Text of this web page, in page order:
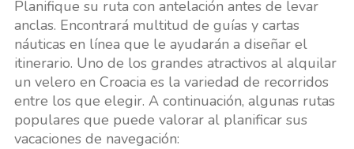
Planifique su ruta con antelación antes de levar
anclas. Encontrará multitud de guías y cartas
náuticas en línea que le ayudarán a diseñar el
itinerario. Uno de los grandes atractivos al alquilar
un velero en Croacia es la variedad de recorridos
entre los que elegir. A continuación, algunas rutas
populares que puede valorar al planificar sus
vacaciones de navegación: